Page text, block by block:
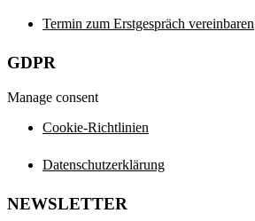
Termin zum Erstgespräch vereinbaren
GDPR
Manage consent
Cookie-Richtlinien
Datenschutzerklärung
NEWSLETTER